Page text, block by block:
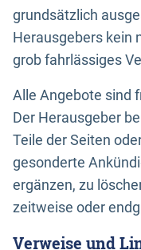
grundsätzlich
Herausgebers kein
grob fahrlässiges
Alle Angebote sind
Der Herausgeber
Teile der Seiten
gesonderte
ergänzen, zu
zeitweise oder
Verweise und